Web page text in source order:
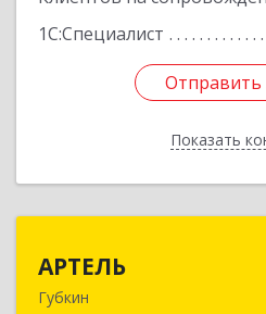
1С:Специалист
Отправить
Показать
Отправить
Назад
АРТЕЛЬ
Губкин309181,